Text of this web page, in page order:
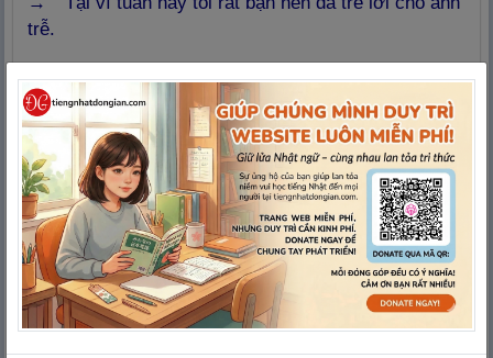
trễ.
⑦ 私は なもんで、ここでは
Nghĩa: Nhiều, thường xuyên
いんです。
→ Tại vì tôi là người mới nên ở đây có nhiều điều
chưa biết.
⑧急
Nghĩa: Vội vàng, nóng ruột, sốt
ruột
いそ
いでいるものですから、お先に失 礼
しつれい
しま
す。
→ Vì đang vội nên tôi xin phép đi trước.
⑨疲
つか
れていたものだから何
なに
もやらずに寝てしまっ